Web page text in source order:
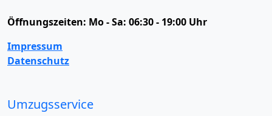
Öffnungszeiten: Mo - Sa: 06:30 - 19:00 Uhr
Impressum
Datenschutz
Umzugsservice